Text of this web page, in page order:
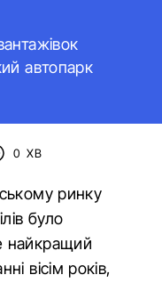
автопарк
0 ХВ
ринку
було
найкращий
вісім років,